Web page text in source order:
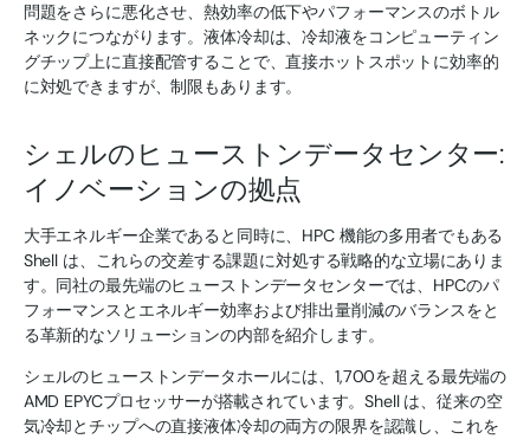
問題をさらに悪化させ、熱効率の低下やパフォーマンスのボトル
ネックにつながります。液体冷却は、冷却液をコンピューティン
グチップ上に直接配管することで、直接ホットスポットに効率的
に対処できますが、制限もあります。
シェルのヒューストンデータセンター:
イノベーションの拠点
大手エネルギー企業であると同時に、HPC 機能の多用者でもある
Shell は、これらの交差する課題に対処する戦略的な立場にありま
す。同社の最先端のヒューストンデータセンターでは、HPCのパ
フォーマンスとエネルギー効率および排出量削減のバランスをと
る革新的なソリューションの内部を紹介します。
シェルのヒューストンデータホールには、1,700を超える最先端の
AMD EPYCプロセッサーが搭載されています。Shell は、従来の空
気冷却とチップへの直接液体冷却の両方の限界を認識し、これを